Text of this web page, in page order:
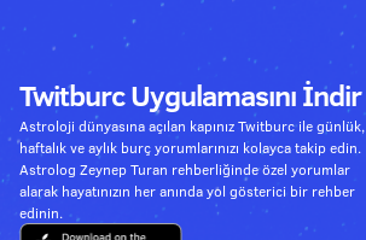
Twitburc Uygulamasını İndir
Astroloji dünyasına açılan kapınız Twitburc ile günlük,
haftalık ve aylık burç yorumlarınızı kolayca takip edin.
Astrolog Zeynep Turan rehberliğinde özel yorumlar
alarak hayatınızın her anında yol gösterici bir rehber
edinin.